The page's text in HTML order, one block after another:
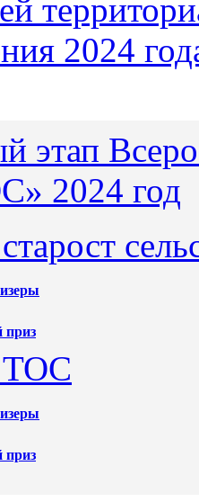
2024
этап
2024 год
приз
ТОС
приз